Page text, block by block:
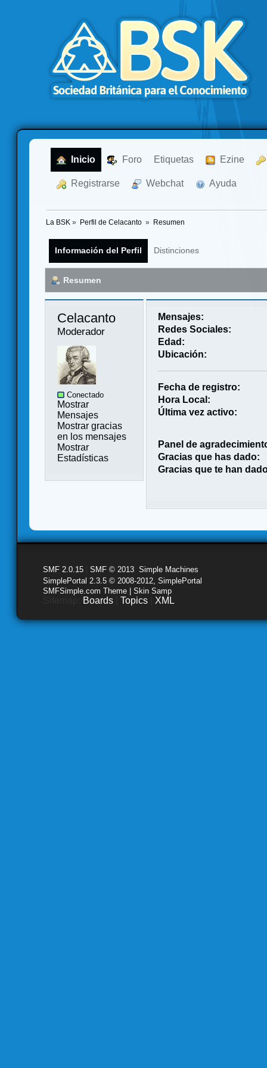
Inicio Foro Etiquetas Ezine
Registrarse Webchat Ayuda
La BSK » Perfil de Celacanto » Resumen
Información del Perfil Distinciones
Resumen
Celacanto
Moderador
Conectado
Mostrar
Mensajes
Mostrar gracias
en los mensajes
Mostrar
Estadísticas
Mensajes:
Redes Sociales:
Edad:
Ubicación:
Fecha de registro:
Hora Local:
Última vez activo:
Panel de
Gracias que has dado:
Gracias que te han
SMF 2.0.15 SMF © 2013 Simple Machines
SimplePortal 2.3.5 © 2008-2012, SimplePortal
SMFSimple.com Theme | Skin Samp
Boards Topics XML